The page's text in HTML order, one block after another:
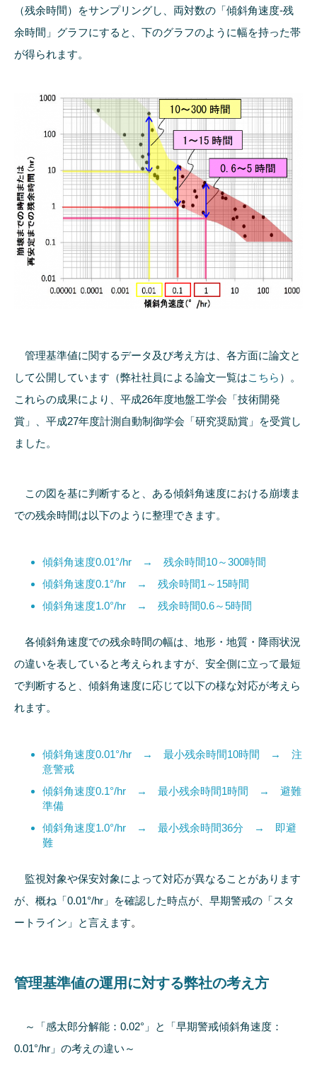
（残余時間）をサンプリングし、両対数の「傾斜角速度-残
余時間」グラフにすると、下のグラフのように幅を持った帯
が得られます。
管理基準値に関するデータ及び考え方は、各方面に論文と
して公開しています（弊社社員による論文一覧はこちら ）。
これらの成果により、平成26年度地盤工学会「技術開発
賞」、平成27年度計測自動制御学会「研究奨励賞」を受賞し
ました。
この図を基に判断すると、ある傾斜角速度における崩壊ま
での残余時間は以下のように整理できます。
傾斜角速度0.01°/hr → 残余時間10～300時間
傾斜角速度0.1°/hr → 残余時間1～15時間
傾斜角速度1.0°/hr → 残余時間0.6～5時間
各傾斜角速度での残余時間の幅は、地形・地質・降雨状況
の違いを表していると考えられますが、安全側に立って最短
で判断すると、傾斜角速度に応じて以下の様な対応が考えら
れます。
傾斜角速度0.01°/hr → 最小残余時間10時間 → 注
意警戒
傾斜角速度0.1°/hr → 最小残余時間1時間 → 避難
準備
傾斜角速度1.0°/hr → 最小残余時間36分 → 即避
難
監視対象や保安対象によって対応が異なることがあります
が、概ね「0.01°/hr」を確認した時点が、早期警戒の「スタ
ートライン」と言えます。
管理基準値の運用に対する弊社の考え方
～「感太郎分解能：0.02°」と「早期警戒傾斜角速度：
0.01°/hr」の考えの違い～